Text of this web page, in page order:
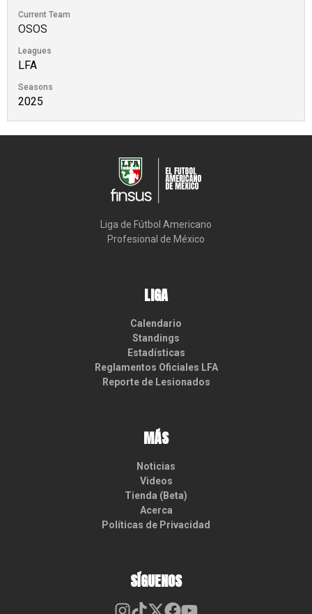
Current Team
OSOS
Leagues
LFA
Seasons
2025
Liga de Fútbol Americano
Profesional de México
LIGA
Calendario
Standings
Estadísticas
Reglamentos Oficiales LFA
Reporte de Lesionados
MÁS
Noticias
Videos
Tienda (Beta)
Acerca
Políticas de Privacidad
SÍGUENOS